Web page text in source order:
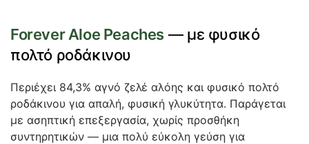
Forever Aloe Peaches — με φυσικό
πολτό ροδάκινου
Περιέχει 84,3% αγνό ζελέ αλόης και φυσικό πολτό
ροδάκινου για απαλή, φυσική γλυκύτητα. Παράγεται
με ασηπτική επεξεργασία, χωρίς προσθήκη
συντηρητικών — μια πολύ εύκολη γεύση για